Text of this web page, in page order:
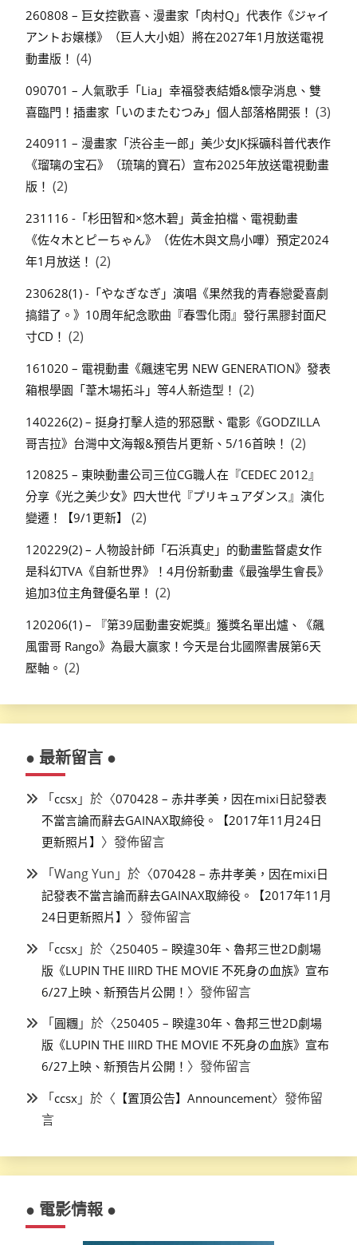
260808 – 巨女控歡喜、漫畫家「肉村Q」代表作《ジャイ
アントお嬢様》（巨人大小姐）將在2027年1月放送電視
動畫版！ (4)
090701 – 人氣歌手「Lia」幸福發表結婚&懷孕消息、雙
喜臨門！插畫家「いのまたむつみ」個人部落格開張！ (3)
240911 – 漫畫家「渋谷圭一郎」美少女JK採礦科普代表作
《瑠璃の宝石》（琉璃的寶石）宣布2025年放送電視動畫
版！ (2)
231116 -「杉田智和×悠木碧」黃金拍檔、電視動畫
《佐々木とピーちゃん》（佐佐木與文鳥小嗶）預定2024
年1月放送！ (2)
230628(1) -「やなぎなぎ」演唱《果然我的青春戀愛喜劇
搞錯了。》10周年紀念歌曲『春雪化雨』發行黑膠封面尺
寸CD！ (2)
161020 – 電視動畫《飆速宅男 NEW GENERATION》發表
箱根學園「葦木場拓斗」等4人新造型！ (2)
140226(2) – 挺身打擊人造的邪惡獸、電影《GODZILLA
哥吉拉》台灣中文海報&預告片更新、5/16首映！ (2)
120825 – 東映動畫公司三位CG職人在『CEDEC 2012』
分享《光之美少女》四大世代『プリキュアダンス』演化
變遷！【9/1更新】
(2)
120229(2) – 人物設計師「石浜真史」的動畫監督處女作
是科幻TVA《自新世界》！4月份新動畫《最強學生會長》
追加3位主角聲優名單！ (2)
120206(1) – 『第39屆動畫安妮獎』獲獎名單出爐、《飆
風雷哥 Rango》為最大贏家！今天是台北國際書展第6天
壓軸。 (2)
● 最新留言 ●
「ccsx 」於〈070428 – 赤井孝美，因在mixi日記發表
不當言論而辭去GAINAX取締役。【2017年11月24日
更新照片】 〉發佈留言
「Wang Yun 」於〈070428 – 赤井孝美，因在mixi日
記發表不當言論而辭去GAINAX取締役。【2017年11月
24日更新照片】 〉發佈留言
「ccsx 」於〈250405 – 睽違30年、魯邦三世2D劇場
版《LUPIN THE IIIRD THE MOVIE 不死身の血族》宣布
6/27上映、新預告片公開！ 〉發佈留言
「圓糰 」於〈250405 – 睽違30年、魯邦三世2D劇場
版《LUPIN THE IIIRD THE MOVIE 不死身の血族》宣布
6/27上映、新預告片公開！ 〉發佈留言
「ccsx 」於〈 【置頂公告】Announcement〉發佈留
言
● 電影情報 ●